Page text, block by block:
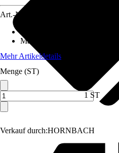
Verkauf durch:HORNBACH
Art.-Nr.
Material
Mehr Artikeldetails
Menge (ST)
1 ST